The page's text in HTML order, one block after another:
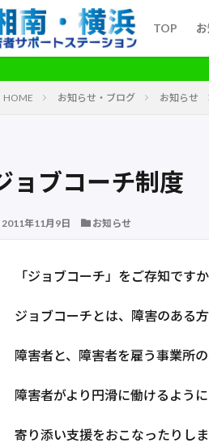
TOP
HOME お知らせ・ブログ お知らせ
ョブコーチ制度
2011年11月9日 お知らせ
「ジョブコーチ」をご存知ですか
ジョブコーチとは、障害のある
障害者と、障害者を雇う事業所
障害者がより円滑に働けるよう
寄り添い支援をおこなったりしま